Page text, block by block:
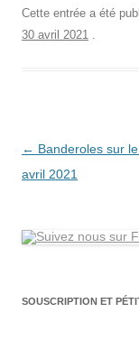
Cette entrée a été
30 avril 2021 .
Navigation
des
← Banderoles sur
avril 2021
SOUSCRIPTION ET